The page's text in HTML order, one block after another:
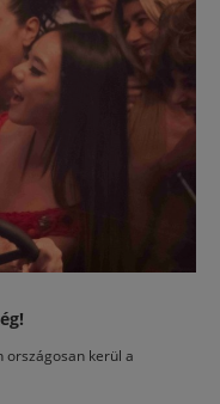
országosan kerül a